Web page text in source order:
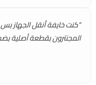
“كنت خايفة أنقل الجهاز
المجنترون بقطعة أصلية